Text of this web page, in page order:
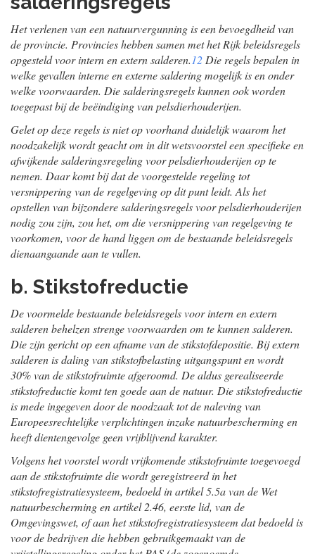
Het verlenen van een natuurvergunning is een bevoegdheid van
de provincie. Provincies hebben samen met het Rijk beleidsregels
opgesteld voor intern en extern salderen.12 Die regels bepalen in
welke gevallen interne en externe saldering mogelijk is en onder
welke voorwaarden. Die salderingsregels kunnen ook worden
toegepast bij de beëindiging van pelsdierhouderijen.
Gelet op deze regels is niet op voorhand duidelijk waarom het
noodzakelijk wordt geacht om in dit wetsvoorstel een specifieke en
afwijkende salderingsregeling voor pelsdierhouderijen op te
nemen. Daar komt bij dat de voorgestelde regeling tot
versnippering van de regelgeving op dit punt leidt. Als het
opstellen van bijzondere salderingsregels voor pelsdierhouderijen
nodig zou zijn, zou het, om die versnippering van regelgeving te
voorkomen, voor de hand liggen om de bestaande beleidsregels
dienaangaande aan te vullen.
b. Stikstofreductie
De voormelde bestaande beleidsregels voor intern en extern
salderen behelzen strenge voorwaarden om te kunnen salderen.
Die zijn gericht op een afname van de stikstofdepositie. Bij extern
salderen is daling van stikstofbelasting uitgangspunt en wordt
30% van de stikstofruimte afgeroomd. De aldus gerealiseerde
stikstofreductie komt ten goede aan de natuur. Die stikstofreductie
is mede ingegeven door de noodzaak tot de naleving van
Europeesrechtelijke verplichtingen inzake natuurbescherming en
heeft dientengevolge geen vrijblijvend karakter.
Volgens het voorstel wordt vrijkomende stikstofruimte toegevoegd
aan de stikstofruimte die wordt geregistreerd in het
stikstofregistratiesysteem, bedoeld in artikel 5.5a van de Wet
natuurbescherming en artikel 2.46, eerste lid, van de
Omgevingswet, of aan het stikstofregistratiesysteem dat bedoeld is
voor de bedrijven die hebben gebruikgemaakt van de